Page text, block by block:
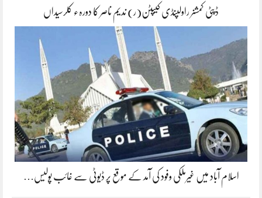
ڈپٹی کمشنر راولپنڈی کیپٹن(ر) ندیم ناصر کا دورہء کلرسیداں
اسلام آباد میں غیرملکی وفود کی آمد کے موقع پر ڈیوٹی سے غائب پولیس…